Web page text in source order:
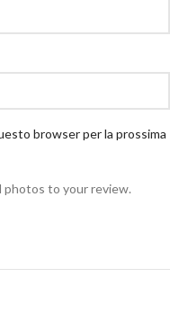
browser per la prossima
photos to your review.